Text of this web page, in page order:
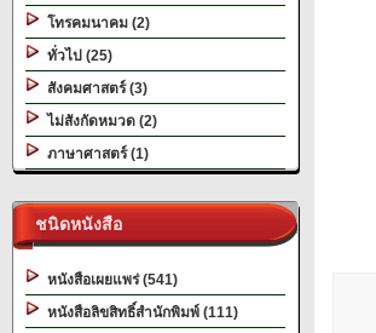
โทรคมนาคม (2)
ทั่วไป (25)
สังคมศาสตร์ (3)
ไม่สังกัดหมวด (2)
ภาษาศาสตร์ (1)
ชนิดหนังสือ
หนังสือเผยแพร่ (541)
หนังสือลิขสิทธิ์สำนักพิมพ์ (111)